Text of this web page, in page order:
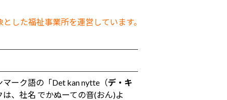
した福祉事業所を運営しています。
ーク語の「Det kan nytte（デ・キ
、社名 でかぬーての音(おん)よ